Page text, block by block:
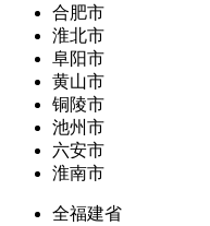
合肥市
淮北市
阜阳市
黄山市
铜陵市
池州市
六安市
淮南市
全福建省